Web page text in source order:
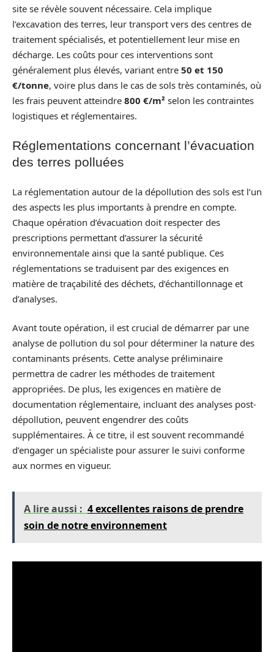
site se révèle souvent nécessaire. Cela implique
l’excavation des terres, leur transport vers des centres de
traitement spécialisés, et potentiellement leur mise en
décharge. Les coûts pour ces interventions sont
généralement plus élevés, variant entre 50 et 150
€/tonne, voire plus dans le cas de sols très contaminés, où
les frais peuvent atteindre 800 €/m² selon les contraintes
logistiques et réglementaires.
Réglementations concernant l’évacuation
des terres polluées
La réglementation autour de la dépollution des sols est l’un
des aspects les plus importants à prendre en compte.
Chaque opération d’évacuation doit respecter des
prescriptions permettant d’assurer la sécurité
environnementale ainsi que la santé publique. Ces
réglementations se traduisent par des exigences en
matière de traçabilité des déchets, d’échantillonnage et
d’analyses.
Avant toute opération, il est crucial de démarrer par une
analyse de pollution du sol pour déterminer la nature des
contaminants présents. Cette analyse préliminaire
permettra de cadrer les méthodes de traitement
appropriées. De plus, les exigences en matière de
documentation réglementaire, incluant des analyses post-
dépollution, peuvent engendrer des coûts
supplémentaires. À ce titre, il est souvent recommandé
d’engager un spécialiste pour assurer le suivi conforme
aux normes en vigueur.
A lire aussi : 4 excellentes raisons de prendre
soin de notre environnement